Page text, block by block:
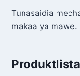
Tunasaidia
makaa ya mawe.
Produktlista